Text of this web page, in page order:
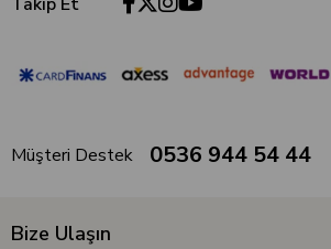
Müşteri Destek 0536 944 54 44
Bize Ulaşın